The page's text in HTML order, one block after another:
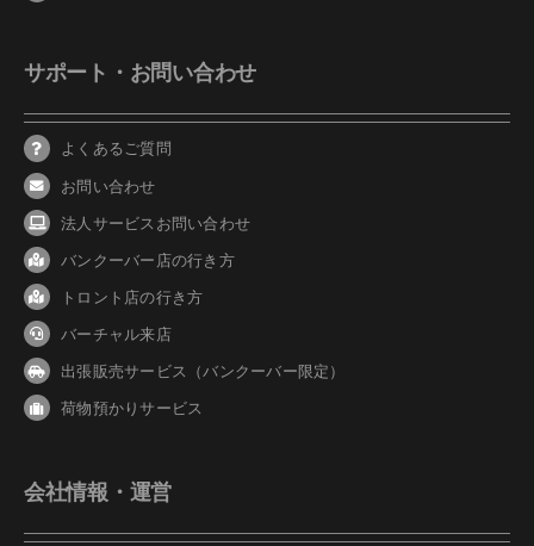
サポート・お問い合わせ
よくあるご質問
お問い合わせ
法人サービスお問い合わせ
バンクーバー 店の行き方
トロント店の行き方
バーチャル来店
出張販売サービス（バンクーバー限定）
荷物預かりサービス
会社情報・運営